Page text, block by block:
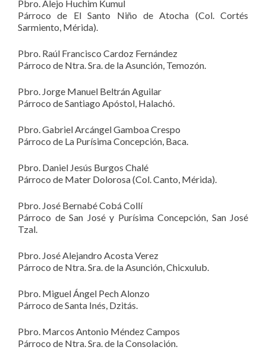
Pbro. Alejo Huchim Kumul
Párroco de El Santo Niño de Atocha (Col. Cortés
Sarmiento, Mérida).
Pbro. Raúl Francisco Cardoz Fernández
Párroco de Ntra. Sra. de la Asunción, Temozón.
Pbro. Jorge Manuel Beltrán Aguilar
Párroco de Santiago Apóstol, Halachó.
Pbro. Gabriel Arcángel Gamboa Crespo
Párroco de La Purísima Concepción, Baca.
Pbro. Daniel Jesús Burgos Chalé
Párroco de Mater Dolorosa (Col. Canto, Mérida).
Pbro. José Bernabé Cobá Collí
Párroco de San José y Purísima Concepción, San José
Tzal.
Pbro. José Alejandro Acosta Verez
Párroco de Ntra. Sra. de la Asunción, Chicxulub.
Pbro. Miguel Ángel Pech Alonzo
Párroco de Santa Inés, Dzitás.
Pbro. Marcos Antonio Méndez Campos
Párroco de Ntra. Sra. de la Consolación.